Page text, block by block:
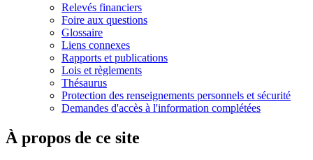
Relevés financiers
Foire aux questions
Glossaire
Liens connexes
Rapports et publications
Lois et règlements
Thésaurus
Protection des renseignements personnels et sécurité
Demandes d'accès à l'information complétées
À propos de ce site